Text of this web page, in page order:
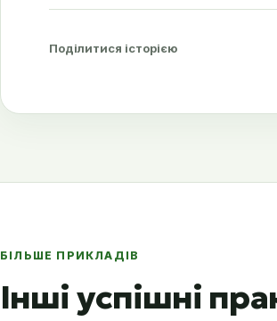
Поділитися історією
БІЛЬШЕ ПРИКЛАДІВ
Інші успішні